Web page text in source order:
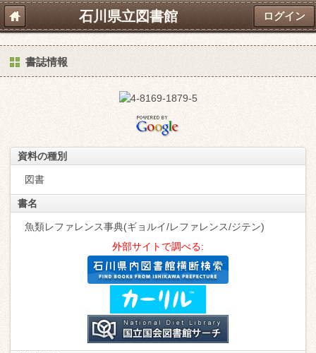
石川県立図書館 ログイン
書誌情報
資料の種別
図書
書名
魚類レファレンス事典(ギョルイ/レファレンス/ジテン)
外部サイトで調べる: